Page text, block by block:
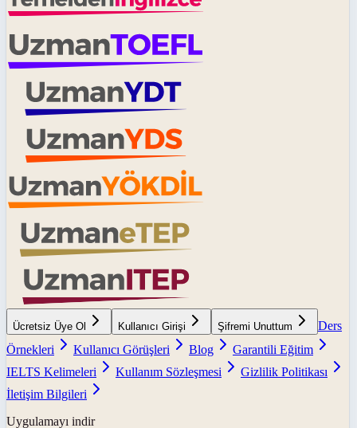
Ücretsiz Üye Ol Kullanıcı Girişi Şifremi Unuttum
Ders
Örnekleri
Kullanıcı Görüşleri Blog
Garantili Eğitim
IELTS Kelimeleri
Kullanım Sözleşmesi
Gizlilik Politikası
İletişim Bilgileri
Uygulamayı indir